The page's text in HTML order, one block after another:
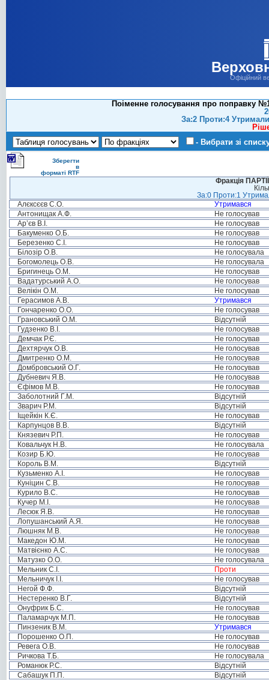
Офіційний
Поіменне голосування про поправку
За:2 Проти:4
- Вибрати зі
Зберегти
в
форматі RTF
Фракція
За:0 Проти:1
Алєксєєв С.О.
Утримався
Антонищак А.Ф.
Не голосував
Ар’єв В.І.
Не голосував
Бакуменко О.Б.
Не голосував
Березенко С.І.
Не голосував
Білозір О.В.
Не голосувала
Богомолець О.В.
Не голосувала
Бригинець О.М.
Не голосував
Вадатурський А.О.
Не голосував
Велікін О.М.
Не голосував
Герасимов А.В.
Утримався
Гончаренко О.О.
Не голосував
Грановський О.М.
Відсутній
Гудзенко В.І.
Не голосував
Демчак Р.Є.
Не голосував
Дехтярчук О.В.
Не голосував
Дмитренко О.М.
Не голосував
Домбровський О.Г.
Не голосував
Дубневич Я.В.
Не голосував
Єфімов М.В.
Не голосував
Заболотний Г.М.
Відсутній
Зварич Р.М.
Відсутній
Іщейкін К.Є.
Не голосував
Карпунцов В.В.
Відсутній
Князевич Р.П.
Не голосував
Ковальчук Н.В.
Не голосувала
Козир Б.Ю.
Не голосував
Король В.М.
Відсутній
Кузьменко А.І.
Не голосував
Куніцин С.В.
Не голосував
Курило В.С.
Не голосував
Кучер М.І.
Не голосував
Лесюк Я.В.
Не голосував
Лопушанський А.Я.
Не голосував
Люшняк М.В.
Не голосував
Македон Ю.М.
Не голосував
Матвієнко А.С.
Не голосував
Матузко О.О.
Не голосувала
Мельник С.І.
Проти
Мельничук І.І.
Не голосував
Негой Ф.Ф.
Відсутній
Нестеренко В.Г.
Відсутній
Онуфрик Б.С.
Не голосував
Паламарчук М.П.
Не голосував
Пинзеник В.М.
Утримався
Порошенко О.П.
Не голосував
Ревега О.В.
Не голосував
Ричкова Т.Б.
Не голосувала
Романюк Р.С.
Відсутній
Сабашук П.П.
Відсутній